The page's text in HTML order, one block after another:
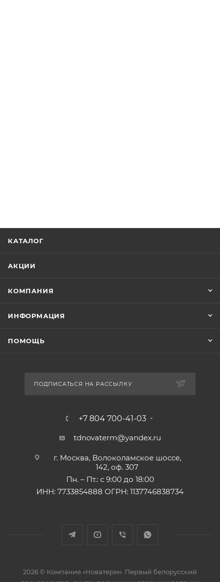
КАТАЛОГ
АКЦИИ
КОМПАНИЯ
ИНФОРМАЦИЯ
ПОМОЩЬ
ПОДПИСАТЬСЯ НА РАССЫЛКУ
+7 804 700-41-03
tdnovaterm@yandex.ru
г. Москва, Волоколамское шоссе,
142, оф. 307
Пн. – Пт.: с 9:00 до 18:00
ИНН: 7733854888 ОГРН: 1137746838734
2026 © Компания «Новатерм». Первый белорусский